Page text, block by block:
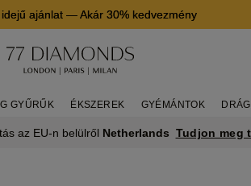
ajánlat —Akár 30% kedvezmény
GYŰRŰK ÉKSZEREK GYÉMÁNTOK
az EU-n belülről Netherlands Tudjon meg